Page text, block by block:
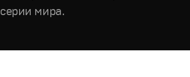
серии мира.